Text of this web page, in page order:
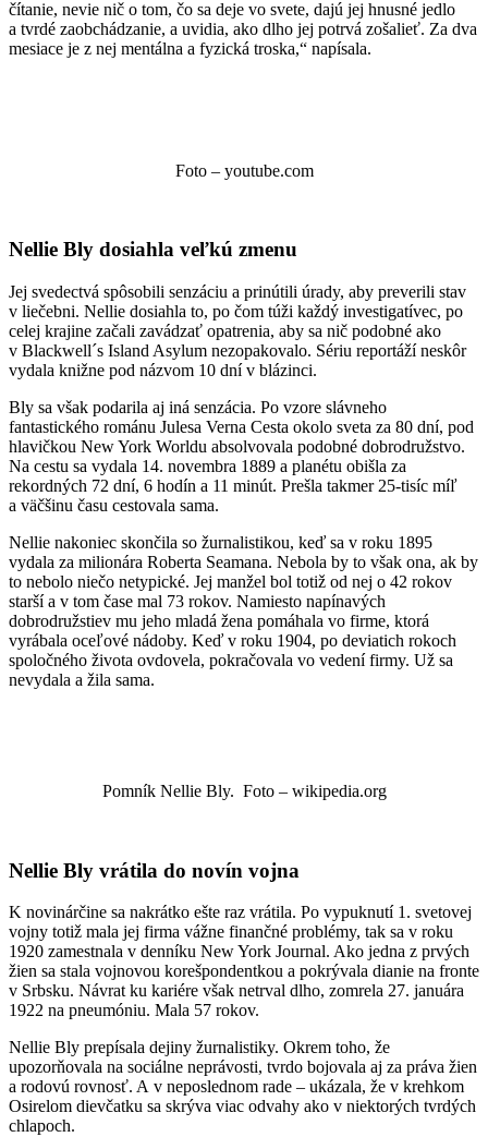
čítanie, nevie nič o tom, čo sa deje vo svete, dajú jej hnusné jedlo
a tvrdé zaobchádzanie, a uvidia, ako dlho jej potrvá zošalieť. Za dva
mesiace je z nej mentálna a fyzická troska,“ napísala.
Foto – youtube.com
Nellie Bly dosiahla veľkú zmenu
Jej svedectvá spôsobili senzáciu a prinútili úrady, aby preverili stav
v liečebni. Nellie dosiahla to, po čom túži každý investigatívec, po
celej krajine začali zavádzať opatrenia, aby sa nič podobné ako
v Blackwell´s Island Asylum nezopakovalo. Sériu reportáží neskôr
vydala knižne pod názvom 10 dní v blázinci.
Bly sa však podarila aj iná senzácia. Po vzore slávneho
fantastického románu Julesa Verna Cesta okolo sveta za 80 dní, pod
hlavičkou New York Worldu absolvovala podobné dobrodružstvo.
Na cestu sa vydala 14. novembra 1889 a planétu obišla za
rekordných 72 dní, 6 hodín a 11 minút. Prešla takmer 25-tisíc míľ
a väčšinu času cestovala sama.
Nellie nakoniec skončila so žurnalistikou, keď sa v roku 1895
vydala za milionára Roberta Seamana. Nebola by to však ona, ak by
to nebolo niečo netypické. Jej manžel bol totiž od nej o 42 rokov
starší a v tom čase mal 73 rokov. Namiesto napínavých
dobrodružstiev mu jeho mladá žena pomáhala vo firme, ktorá
vyrábala oceľové nádoby. Keď v roku 1904, po deviatich rokoch
spoločného života ovdovela, pokračovala vo vedení firmy. Už sa
nevydala a žila sama.
Pomník Nellie Bly. Foto – wikipedia.org
Nellie Bly vrátila do novín vojna
K novinárčine sa nakrátko ešte raz vrátila. Po vypuknutí 1. svetovej
vojny totiž mala jej firma vážne finančné problémy, tak sa v roku
1920 zamestnala v denníku New York Journal. Ako jedna z prvých
žien sa stala vojnovou korešpondentkou a pokrývala dianie na fronte
v Srbsku. Návrat ku kariére však netrval dlho, zomrela 27. januára
1922 na pneumóniu. Mala 57 rokov.
Nellie Bly prepísala dejiny žurnalistiky. Okrem toho, že
upozorňovala na sociálne neprávosti, tvrdo bojovala aj za práva žien
a rodovú rovnosť. A v neposlednom rade – ukázala, že v krehkom
Osirelom dievčatku sa skrýva viac odvahy ako v niektorých tvrdých
chlapoch.